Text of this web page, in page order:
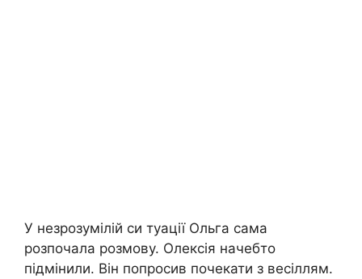
У незрозумілій си туації Ольга сама
розпочала розмову. Олексія начебто
підмінили. Він попросив почекати з весіллям.